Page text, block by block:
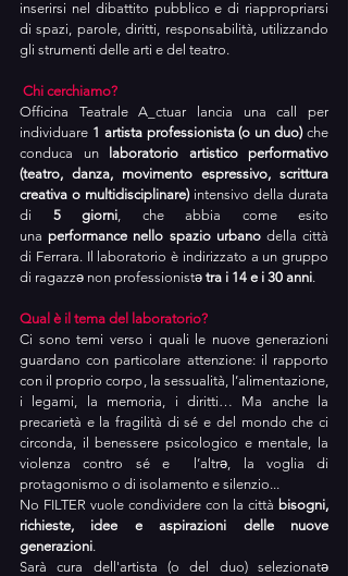
inserirsi nel dibattito pubblico e di riappropriarsi
di spazi, parole, diritti, responsabilità, utilizzando
gli strumenti delle arti e del teatro.
Chi cerchiamo?
Officina Teatrale A_ctuar lancia una call per
individuare 1 artista professionista (o un duo) che
conduca un
laboratorio artistico performativo
(teatro, danza, movimento espressivo, scrittura
creativa o multidisciplinare) intensivo della durata
di 5 giorni, che abbia come esito
una performance nello spazio urbano della città
di Ferrara. Il laboratorio è indirizzato a un gruppo
di ragazzə non professionistə tra i 14 e i 30 anni.
Qual è il tema del laboratorio?
Ci sono temi verso i quali le nuove generazioni
guardano con particolare attenzione: il rapporto
con il proprio corpo, la sessualità, l’alimentazione,
i legami, la memoria, i diritti… Ma anche la
precarietà e la fragilità di sé e del mondo che ci
circonda, il benessere psicologico e mentale, la
violenza contro sé e
l’altrə, la voglia di
protagonismo o di isolamento e silenzio...
No FILTER vuole condividere con la città bisogni,
richieste, idee e aspirazioni delle nuove
generazioni.
Sarà cura dell'artista (o del duo) selezionatə